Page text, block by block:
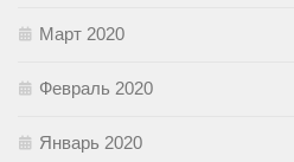
Март 2020
Февраль 2020
Январь 2020